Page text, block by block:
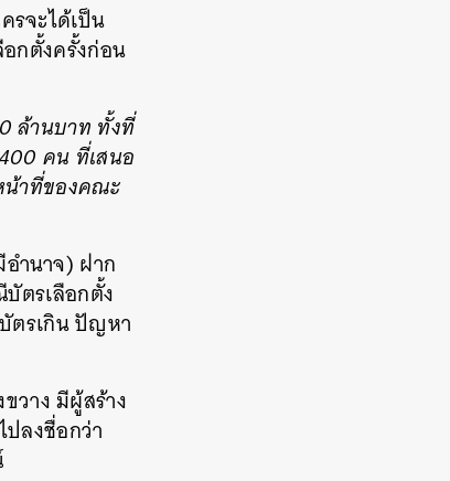
รจะได้เป็น
กตั้งครั้งก่อน
ล้านบาท ทั้งที่
คน ที่เสนอ
น้าที่ของคณะ
ำนาจ) ฝาก
บัตรเลือกตั้ง
ตรเกิน ปัญหา
วาง มีผู้สร้าง
ลงชื่อกว่า